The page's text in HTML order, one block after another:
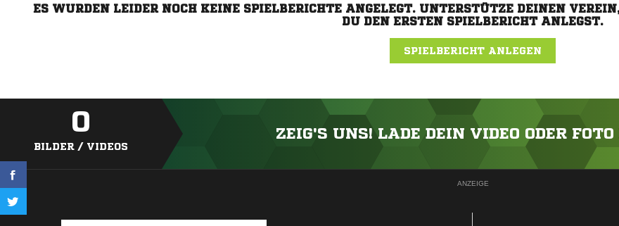
ES WURDEN LEIDER NOCH KEINE SPIELBERICHTE ANGELEGT. UNTERSTÜTZE DEINEN
DU DEN ERSTEN SPIELBERICHT ANLEGST.
SPIELBERICHT ANLEGEN
0
BILDER / VIDEOS
ZEIG'S UNS! LADE DEIN VIDEO ODER FOTO
ANZEIGE